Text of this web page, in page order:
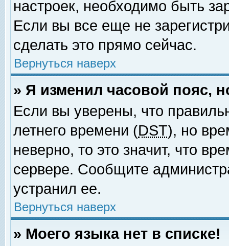
настроек, необходимо быть
Если вы все еще не
сделать это прямо сейчас.
Вернуться наверх
» Я изменил часовой пояс,
Если вы уверены, что
летнего времени (DST), но
неверно, то это значит, что
сервере. Сообщите
устранил ее.
Вернуться наверх
» Моего языка нет в списке!